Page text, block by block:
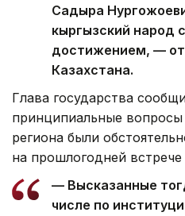
Садыра
кыргызский народ
достижением, —
Казахстана.
Глава государства
принципиальные
региона были
на прошлогодней
— Высказанные
числе по